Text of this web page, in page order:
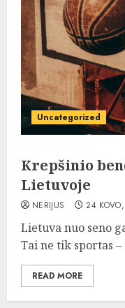
Uncategorized
Krepšinio
Lietuvoje
NERIJUS 24
Lietuva nuo seno
Tai ne tik sportas
READ MORE